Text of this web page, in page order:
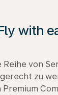
with
von
zu